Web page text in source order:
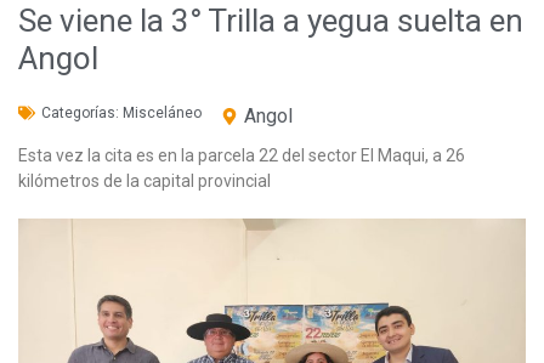
Se viene la 3° Trilla a yegua suelta en
Angol
Categorías: Misceláneo Angol
Esta vez la cita es en la parcela 22 del sector El Maqui, a 26
kilómetros de la capital provincial